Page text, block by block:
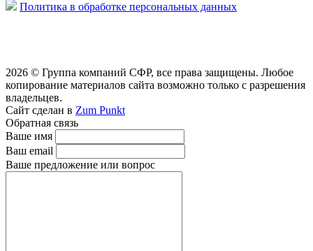
Политика в обработке персональных данных
2026 © Группа компаний СФР, все права защищены. Любое
копирование материалов сайта возможно только с разрешения
владельцев.
Сайт сделан в Zum Punkt
Обратная связь
Ваше имя
Ваш email
Ваше предложение или вопрос